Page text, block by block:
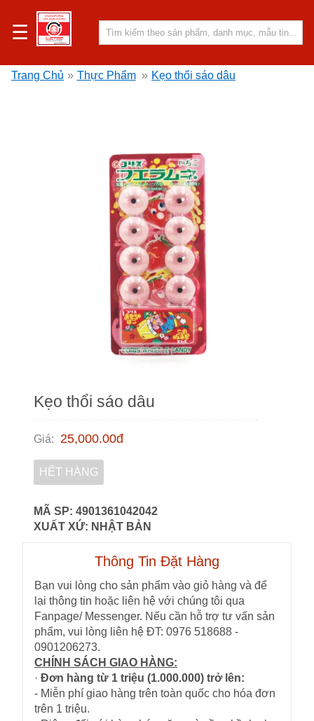
☰
Trang Chủ » Thực Phẩm » Kẹo thổi sáo dâu
Kẹo thổi sáo dâu
Giá: 25,000.00đ
HẾT HÀNG
MÃ SP: 4901361042042
XUẤT XỨ: NHẬT BẢN
Thông Tin Đặt Hàng
Bạn vui lòng cho sản phẩm vào giỏ hàng và để
lại thông tin hoặc liên hệ với chúng tôi qua
Fanpage/ Messenger. Nếu cần hỗ trợ tư vấn sản
phẩm, vui lòng liên hệ ĐT: 0976 518688 -
0901206273.
CHÍNH SÁCH GIAO HÀNG:
· Đơn hàng từ 1 triệu (1.000.000) trở lên:
- Miễn phí giao hàng trên toàn quốc cho hóa đơn
trên 1 triệu.